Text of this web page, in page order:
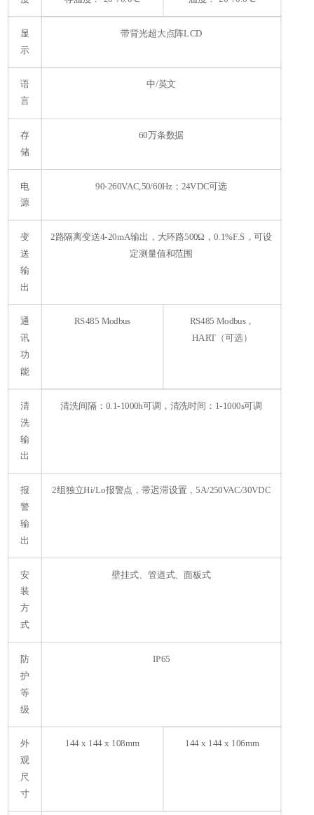
显
示
带背光超大点阵LCD
语
言
中/英文
存
储
60万条数据
电
源
90-260VAC,50/60Hz；24VDC可选
变
送
输
出
2路隔离变送4-20mA输出，大环路500Ω，0.1%F.S，可设
定测量值和范围
通
讯
功
能
RS485 Modbus
RS485 Modbus，
HART（可选）
清
洗
输
出
清洗间隔：0.1-1000h可调，清洗时间：1-1000s可调
报
警
输
出
2组独立Hi/Lo报警点，带迟滞设置，5A/250VAC/30VDC
安
装
方
式
壁挂式、管道式、面板式
防
护
等
级
IP65
外
观
尺
寸
144 x 144 x 108mm 144 x 144 x 106mm